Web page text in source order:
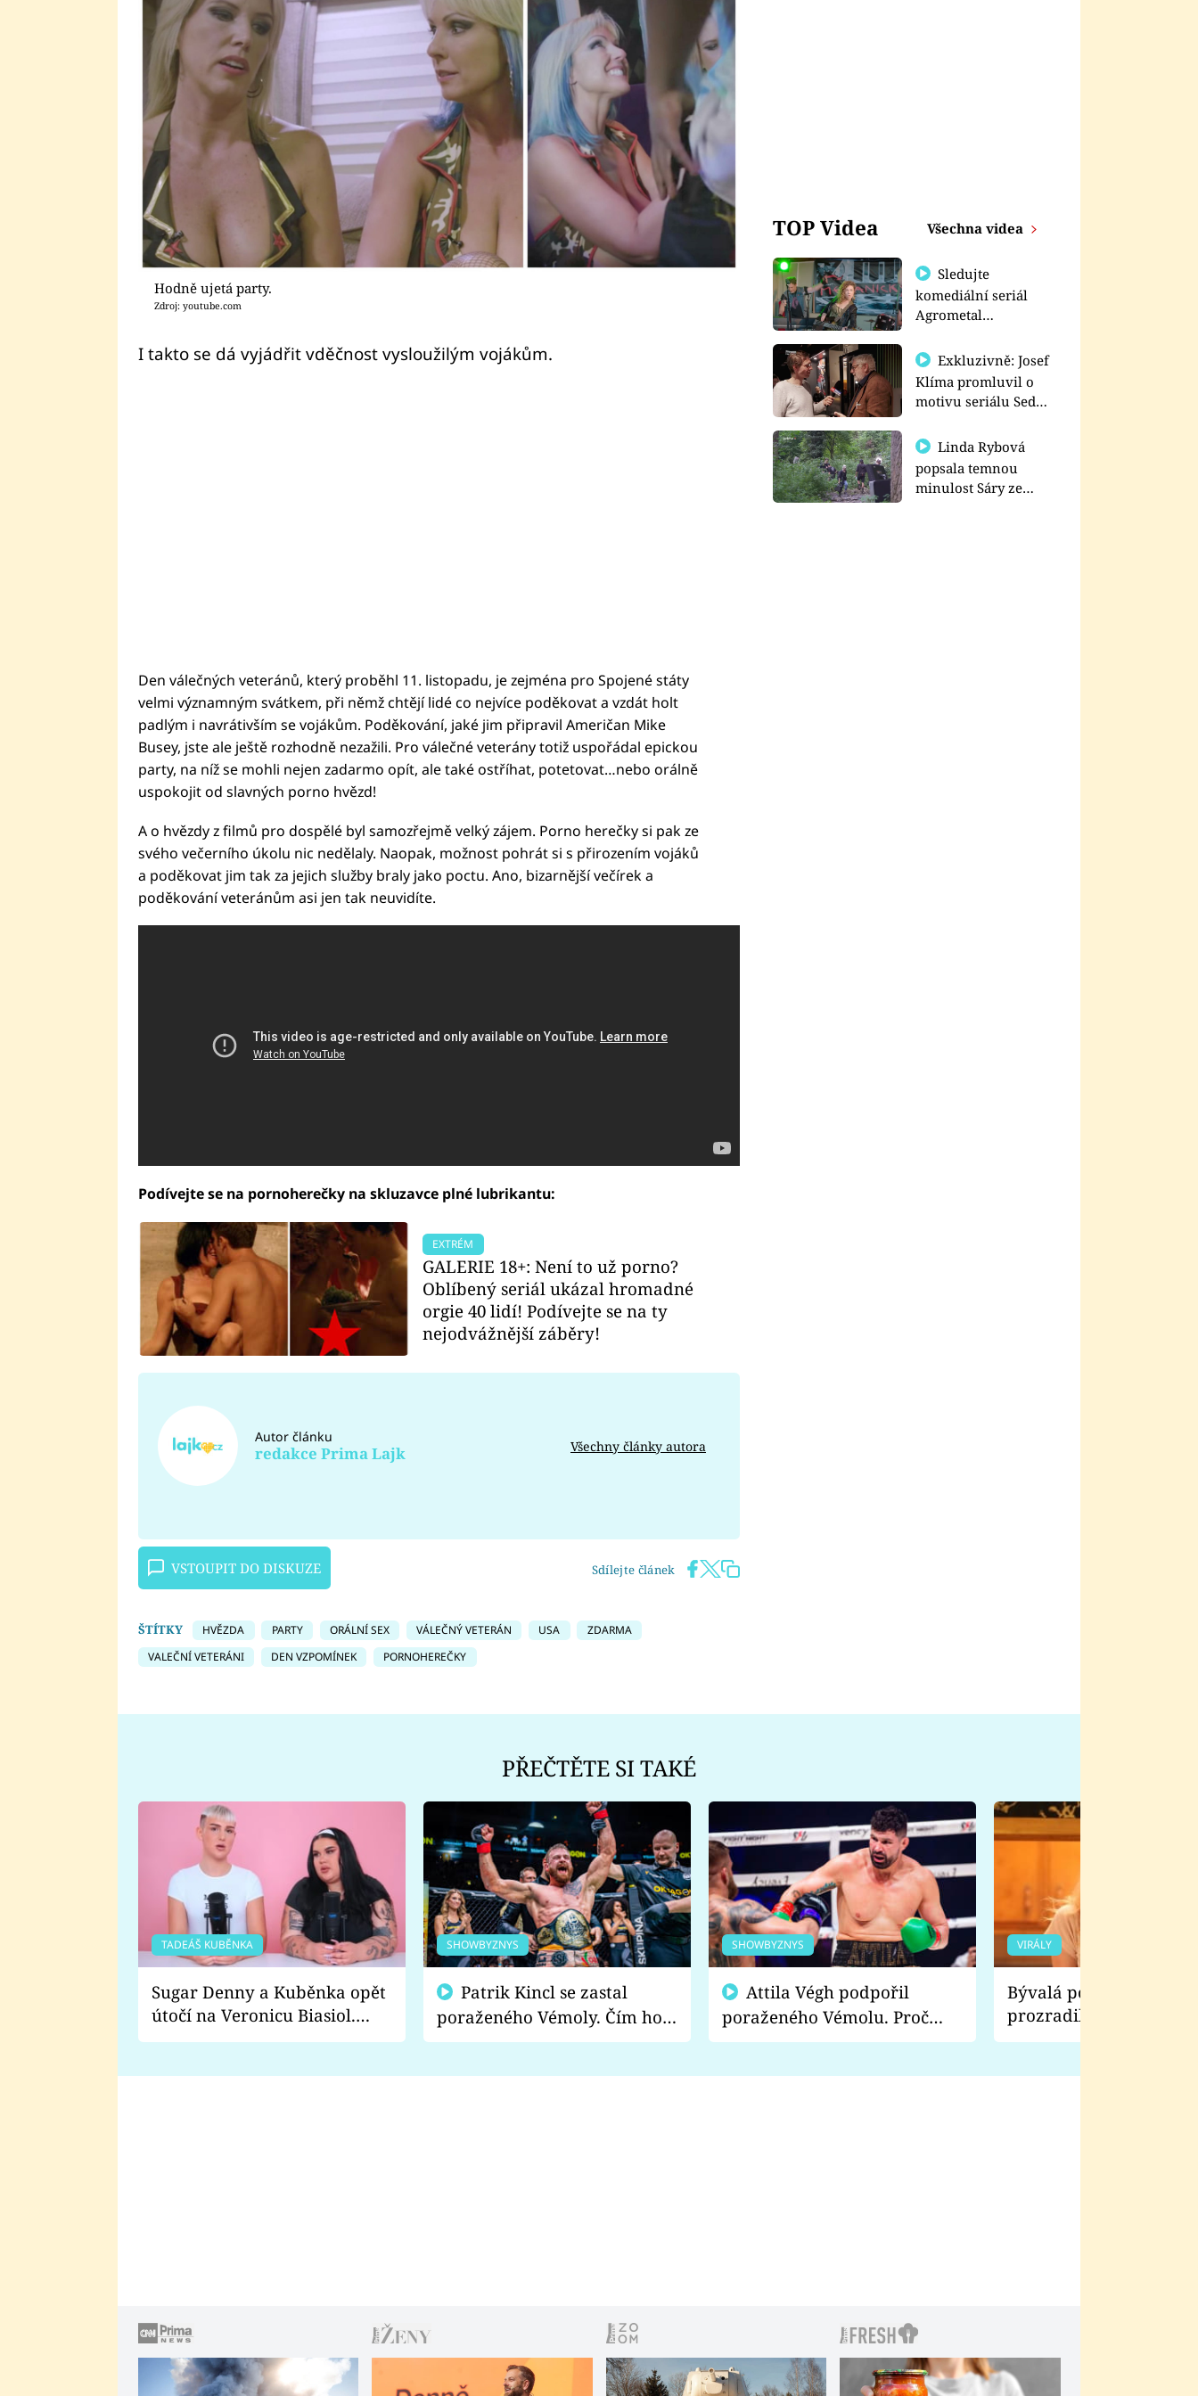
Hodně ujetá party.
Zdroj: youtube.com
I takto se dá vyjádřit vděčnost vysloužilým vojákům.
Den válečných veteránů, který proběhl 11. listopadu, je zejména pro Spojené státy
velmi významným svátkem, při němž chtějí lidé co nejvíce poděkovat a vzdát holt
padlým i navrátivším se vojákům. Poděkování, jaké jim připravil Američan Mike
Busey, jste ale ještě rozhodně nezažili. Pro válečné veterány totiž uspořádal epickou
party, na níž se mohli nejen zadarmo opít, ale také ostříhat, potetovat…nebo orálně
uspokojit od slavných porno hvězd!
A o hvězdy z filmů pro dospělé byl samozřejmě velký zájem. Porno herečky si pak ze
svého večerního úkolu nic nedělaly. Naopak, možnost pohrát si s přirozením vojáků
a poděkovat jim tak za jejich služby braly jako poctu. Ano, bizarnější večírek a
poděkování veteránům asi jen tak neuvidíte.
Podívejte se na pornoherečky na skluzavce plné lubrikantu:
EXTRÉM
GALERIE 18+: Není to už porno?
Oblíbený seriál ukázal hromadné
orgie 40 lidí! Podívejte se na ty
nejodvážnější záběry!
Autor článku
redakce Prima Lajk Všechny články autora
VSTOUPIT DO DISKUZE Sdílejte článek
ŠTÍTKY HVĚZDA PARTY ORÁLNÍ SEX VÁLEČNÝ VETERÁN USA
ZDARMA
VALEČNÍ VETERÁNI
DEN VZPOMÍNEK PORNOHEREČKY
TOP Videa Všechna videa
Sledujte
komediální seriál
Agrometal
prima+
Exkluzivně: Josef
Klíma promluvil o
motivu seriálu Sedm
Linda Rybová
popsala temnou
minulost Sáry ze
PŘEČTĚTE SI TAKÉ
TADEÁŠ KUBĚNKA
Sugar Denny a Kuběnka opět
útočí na Veronicu Biasiol.
Proč je podle nich falešná a
SHOWBYZNYS
poraženého Vémoly. Čím ho
fanoušci naštvali?
SHOWBYZNYS
poraženého Vémolu. Proč
chce raději zápasit s ním než
VIRÁLY
Bývalá pornoherečka
prozradila, co ji
natáčení Euforie.